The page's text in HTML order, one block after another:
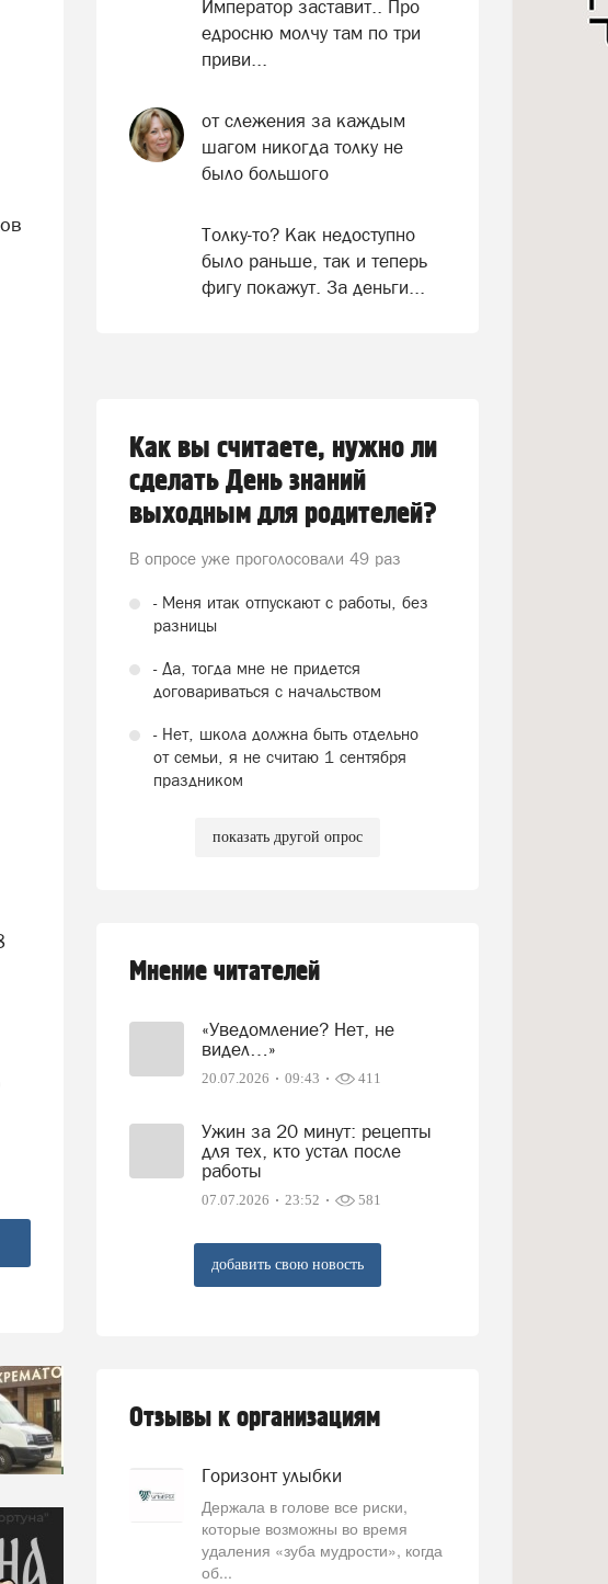
Император заставит.. Про
едросню молчу там по три
приви...
от слежения за каждым
шагом никогда толку не
было большого
Толку-то? Как недоступно
было раньше, так и теперь
фигу покажут. За деньги...
Как вы считаете, нужно ли
сделать День знаний
выходным для родителей?
В опросе уже проголосовали 49 раз
- Меня итак отпускают с работы, без
разницы
- Да, тогда мне не придется
договариваться с начальством
- Нет, школа должна быть отдельно
от семьи, я не считаю 1 сентября
праздником
показать другой опрос
Мнение читателей
«Уведомление? Нет, не
видел…»
20.07.2026 09:43 411
Ужин за 20 минут: рецепты
для тех, кто устал после
работы
07.07.2026 23:52 581
добавить свою новость
Отзывы к организациям
Горизонт улыбки
Держала в голове все риски,
которые возможны во время
удаления «зуба мудрости», когда
об...